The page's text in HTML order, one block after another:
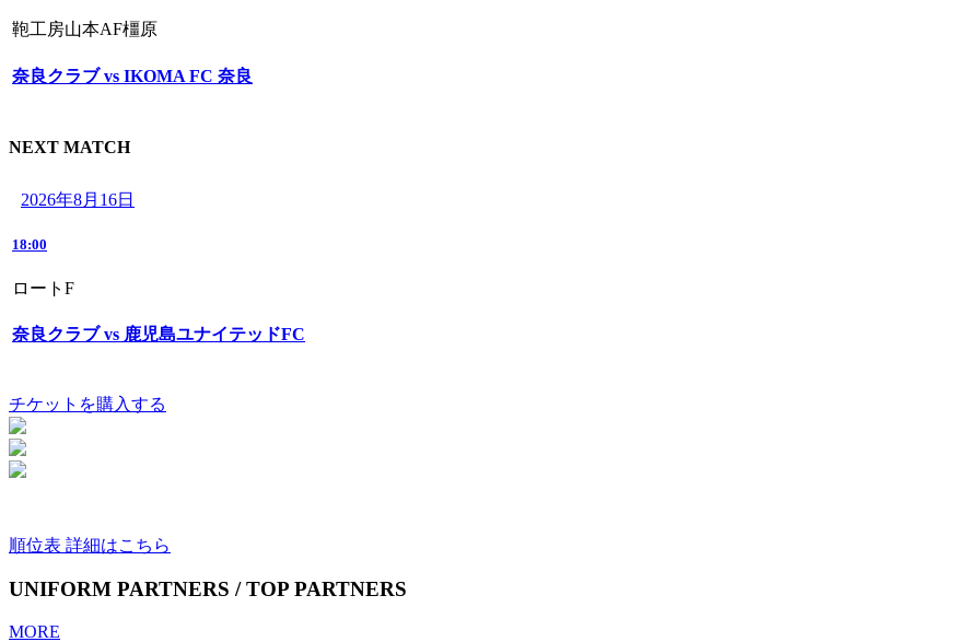
鞄工房山本AF橿原
奈良クラブ vs IKOMA FC 奈良
NEXT MATCH
2026年8月16日
18:00
ロートF
奈良クラブ vs 鹿児島ユナイテッドFC
チケットを購入する
順位表 詳細はこちら
UNIFORM PARTNERS / TOP PARTNERS
MORE